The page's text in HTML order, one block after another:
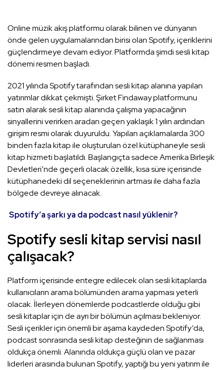
Online müzik akış platformu olarak bilinen ve dünyanın
önde gelen uygulamalarından birisi olan Spotify, içeriklerini
güçlendirmeye devam ediyor. Platformda şimdi sesli kitap
dönemi resmen başladı.
2021 yılında Spotify tarafından sesli kitap alanına yapılan
yatırımlar dikkat çekmişti. Şirket Findaway platformunu
satın alarak sesli kitap alanında çalışma yapacağının
sinyallerini verirken aradan geçen yaklaşık 1 yılın ardından
girişim resmi olarak duyuruldu. Yapılan açıklamalarda 300
binden fazla kitap ile oluşturulan özel kütüphaneyle sesli
kitap hizmeti başlatıldı. Başlangıçta sadece Amerika Birleşik
Devletleri’nde geçerli olacak özellik, kısa süre içerisinde
kütüphanedeki dil seçeneklerinin artması ile daha fazla
bölgede devreye alınacak.
Spotify’a şarkı ya da podcast nasıl yüklenir?
Spotify sesli kitap servisi nasıl
çalışacak?
Platform içerisinde entegre edilecek olan sesli kitaplarda
kullanıcıların arama bölümünden arama yapması yeterli
olacak. İlerleyen dönemlerde podcastlerde olduğu gibi
sesli kitaplar için de ayrı bir bölümün açılması bekleniyor.
Sesli içerikler için önemli bir aşama kaydeden Spotify’da,
podcast sonrasında sesli kitap desteğinin de sağlanması
oldukça önemli. Alanında oldukça güçlü olan ve pazar
liderleri arasında bulunan Spotify, yaptığı bu yeni yatırım ile